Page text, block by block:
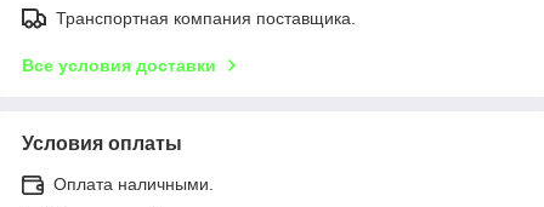
Транспортная компания поставщика.
Все условия доставки
Условия оплаты
Оплата наличными.